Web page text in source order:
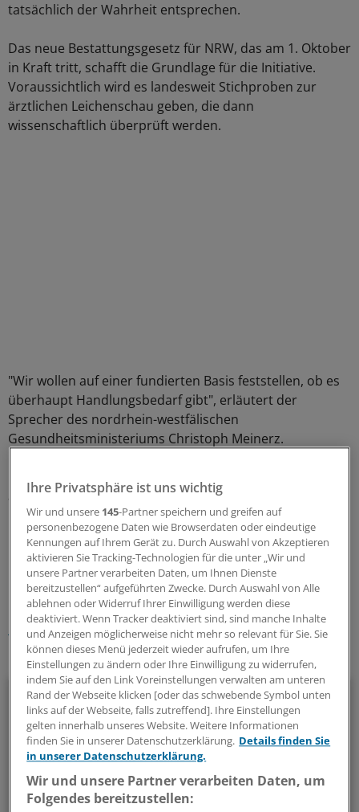
tatsächlich der Wahrheit entsprechen.
Das neue Bestattungsgesetz für NRW, das am 1. Oktober
in Kraft tritt, schafft die Grundlage für die Initiative.
Voraussichtlich wird es landesweit Stichproben zur
ärztlichen Leichenschau geben, die dann
wissenschaftlich überprüft werden.
"Wir wollen auf einer fundierten Basis feststellen, ob es
überhaupt Handlungsbedarf gibt", erläutert der
Sprecher des nordrhein-westfälischen
Gesundheitsministeriums Christoph Meinerz.
ärztlichen Leichenschau sei aus Sicht des Ministeriums
nicht valide.(iss)
Schlagworte:
Berufspolitik Nordrhein Westfalen-Lippe
Ihr Newsletter zum Thema
Politik & Debatte
Mit diesem Newsletter blicken Sie hinter das tägliche
Geschehen in der Gesundheitspolitik. Mit Analysen,
bestimmen.
Ihre Privatsphäre ist uns wichtig
Wir und unsere 145-Partner speichern und greifen auf
personenbezogene Daten wie Browserdaten oder eindeutige
Kennungen auf Ihrem Gerät zu. Durch Auswahl von Akzeptieren
aktivieren Sie Tracking-Technologien für die unter „Wir und
unsere Partner verarbeiten Daten, um Ihnen Dienste
bereitzustellen“ aufgeführten Zwecke. Durch Auswahl von Alle
ablehnen oder Widerruf Ihrer Einwilligung werden diese
deaktiviert. Wenn Tracker deaktiviert sind, sind manche Inhalte
und Anzeigen möglicherweise nicht mehr so relevant für Sie. Sie
können dieses Menü jederzeit wieder aufrufen, um Ihre
Einstellungen zu ändern oder Ihre Einwilligung zu widerrufen,
indem Sie auf den Link Voreinstellungen verwalten am unteren
Rand der Webseite klicken [oder das schwebende Symbol unten
links auf der Webseite, falls zutreffend]. Ihre Einstellungen
gelten innerhalb unseres Website. Weitere Informationen
finden Sie in unserer Datenschutzerklärung. Details finden Sie
in unserer Datenschutzerklärung.
Wir und unsere Partner verarbeiten Daten, um
Folgendes bereitzustellen: